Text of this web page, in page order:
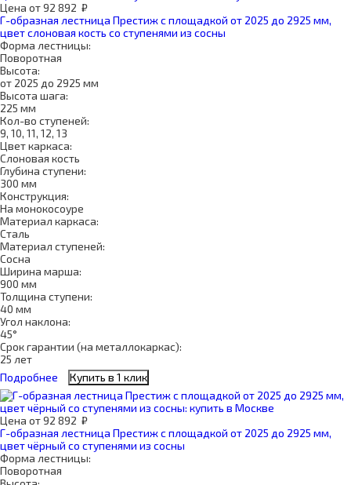
Цена от92 892 ₽
Г-образная лестница Престиж с площадкой от 2025 до 2925 мм,
цвет слоновая кость со ступенями из сосны
Форма лестницы:
Поворотная
Высота:
от 2025 до 2925 мм
Высота шага:
225 мм
Кол-во ступеней:
9, 10, 11, 12, 13
Цвет каркаса:
Слоновая кость
Глубина ступени:
300 мм
Конструкция:
На монокосоуре
Материал каркаса:
Сталь
Материал ступеней:
Сосна
Ширина марша:
900 мм
Толщина ступени:
40 мм
Угол наклона:
45°
Срок гарантии (на металлокаркас):
25 лет
Подробнее
Купить в 1 клик
Цена от92 892 ₽
Г-образная лестница Престиж с площадкой от 2025 до 2925 мм,
цвет чёрный со ступенями из сосны
Форма лестницы:
Поворотная